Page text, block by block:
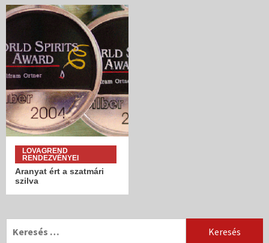
LOVAGREND
RENDEZVÉNYEI
Aranyat ért a szatmári
szilva
Keresés: